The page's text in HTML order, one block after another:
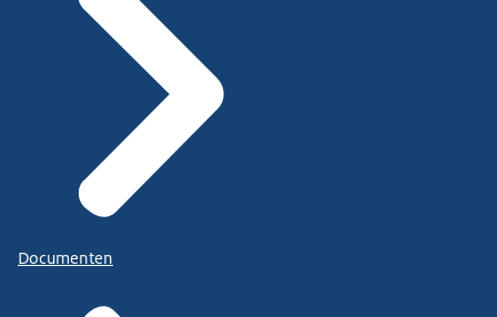
Documenten